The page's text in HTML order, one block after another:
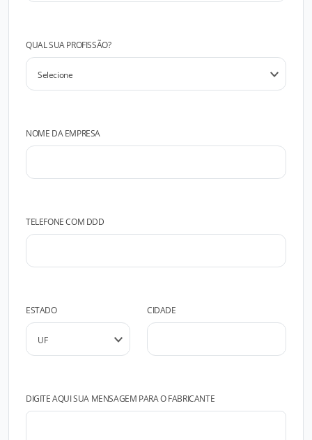
QUAL SUA PROFISSÃO?
NOME DA EMPRESA
TELEFONE COM DDD
ESTADO CIDADE
DIGITE AQUI SUA MENSAGEM PARA O FABRICANTE